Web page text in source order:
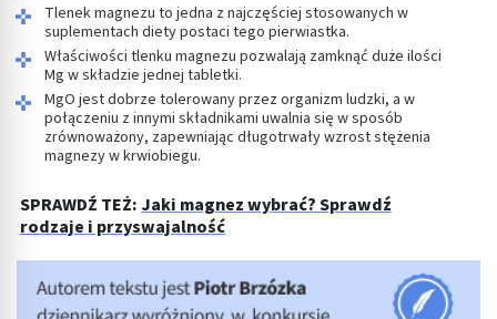
Tlenek magnezu to jedna z najczęściej stosowanych w
suplementach diety postaci tego pierwiastka.
Właściwości tlenku magnezu pozwalają zamknąć duże ilości
Mg w składzie jednej tabletki.
MgO jest dobrze tolerowany przez organizm ludzki, a w
połączeniu z innymi składnikami uwalnia się w sposób
zrównoważony, zapewniając długotrwały wzrost stężenia
magnezy w krwiobiegu.
SPRAWDŹ TEŻ: Jaki magnez wybrać? Sprawdź
rodzaje i przyswajalność